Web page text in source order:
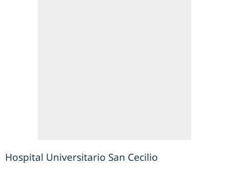
Hospital Universitario San Cecilio